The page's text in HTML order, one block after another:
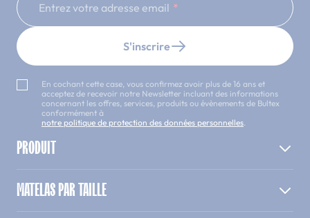
Entrez votre adresse email
S'inscrire
En cochant cette case, vous confirmez avoir plus de 16 ans et
acceptez de recevoir notre Newsletter incluant des informations
concernant les offres, services, produits ou évènements de Bultex
conformément à
notre politique de protection des données personnelles.
PRODUIT
MATELAS PAR TAILLE